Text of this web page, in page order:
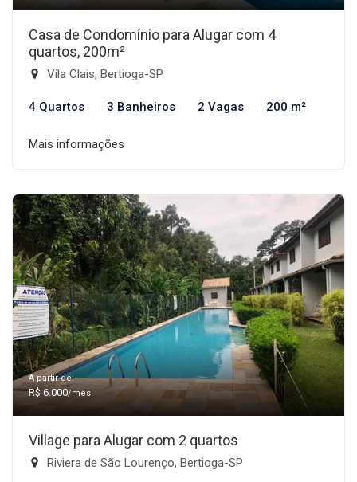
Casa de Condomínio para Alugar com 4
quartos, 200m²
Vila Clais, Bertioga-SP
4 Quartos 3 Banheiros 2 Vagas 200 m²
Mais informações
A partir de:
R$ 6.000/mês
Village para Alugar com 2 quartos
Riviera de São Lourenço, Bertioga-SP